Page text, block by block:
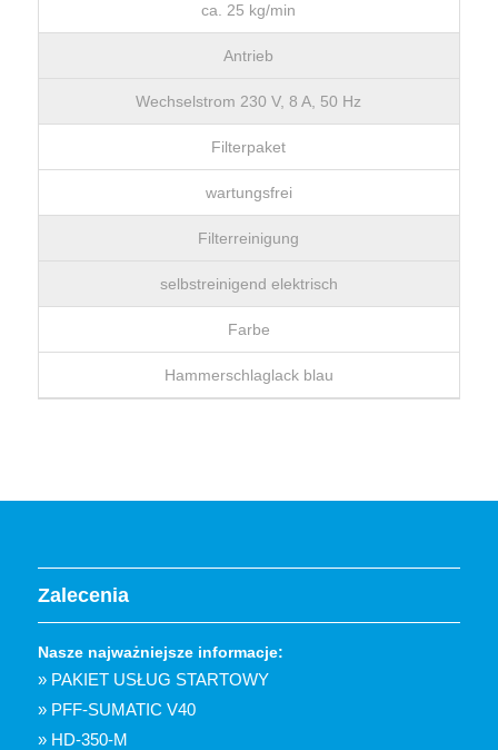
ca. 25 kg/min
Antrieb
Wechselstrom 230 V, 8 A, 50 Hz
Filterpaket
wartungsfrei
Filterreinigung
selbstreinigend elektrisch
Farbe
Hammerschlaglack blau
Zalecenia
Nasze najważniejsze informacje:
» PAKIET USŁUG STARTOWY
» PFF-SUMATIC V40
» HD-350-M